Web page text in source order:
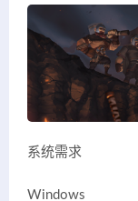
系统需求
Windows